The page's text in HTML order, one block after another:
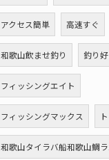
アクセス簡単 高速すぐ
和歌山飲ませ釣り 釣り
フィッシングエイト
フィッシングマックス
和歌山タイラバ船和歌山鯛